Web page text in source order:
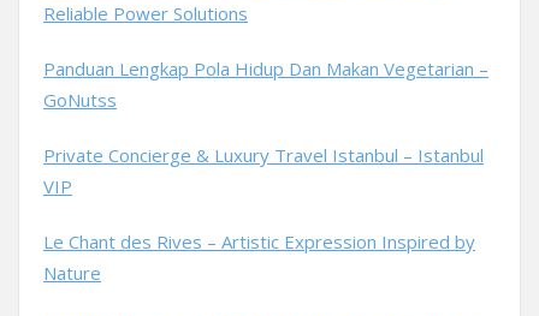
Reliable Power Solutions
Panduan Lengkap Pola Hidup Dan Makan Vegetarian –
GoNutss
Private Concierge & Luxury Travel Istanbul – Istanbul
VIP
Le Chant des Rives – Artistic Expression Inspired by
Nature